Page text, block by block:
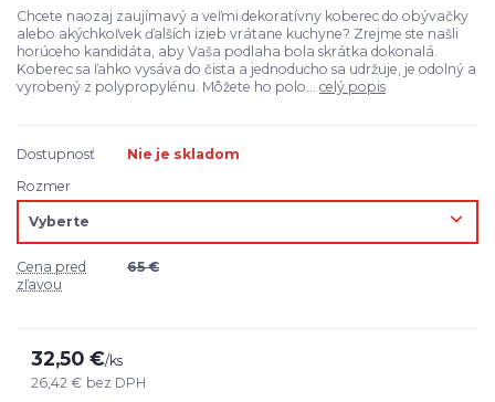
Chcete naozaj zaujímavý a veľmi dekoratívny koberec do obývačky
alebo akýchkoľvek ďalších izieb vrátane kuchyne? Zrejme ste našli
horúceho kandidáta, aby Vaša podlaha bola skrátka dokonalá.
Koberec sa ľahko vysáva do čista a jednoducho sa udržuje, je odolný a
vyrobený z polypropylénu. Môžete ho polo... celý popis
Dostupnosť
Nie je skladom
Rozmer
Cena pred
zľavou
65 €
32,50 €/ks
26,42 € bez DPH